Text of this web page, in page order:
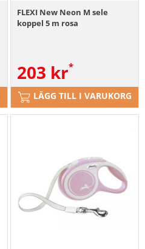
FLEXI New Neon M sele
koppel 5 m rosa
203 kr
LÄGG TILL I VARUKORG